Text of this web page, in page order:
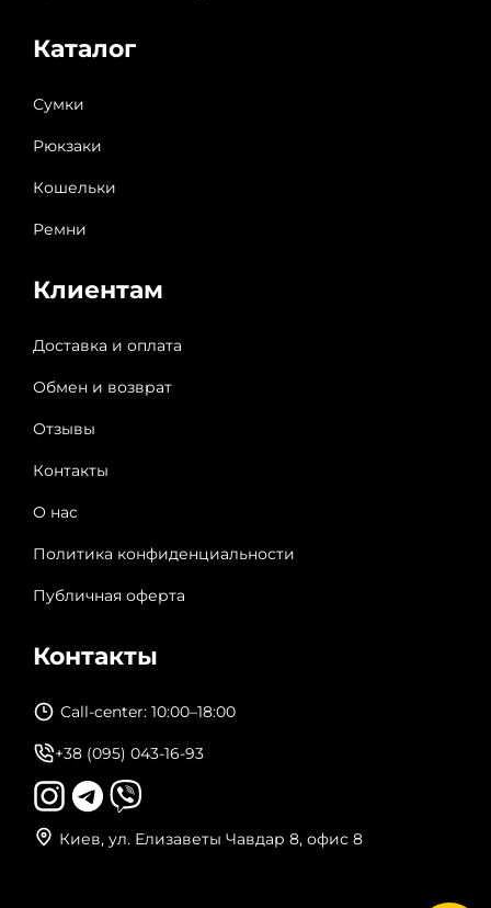
Каталог
Сумки
Рюкзаки
Кошельки
Ремни
Клиентам
Доставка и оплата
Обмен и возврат
Отзывы
Контакты
О нас
Политика конфиденциальности
Публичная оферта
Контакты
Call-center: 10:00–18:00
+38 (095) 043-16-93
Киев, ул. Елизаветы Чавдар 8, офис 8